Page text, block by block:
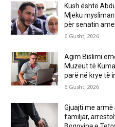
Kush është
Mjeku
për senatin
6 Gusht, 2026
Agim Bislimi
Muzeut të
parë në krye të
6 Gusht, 2026
Gjuajti me armë
familjar,